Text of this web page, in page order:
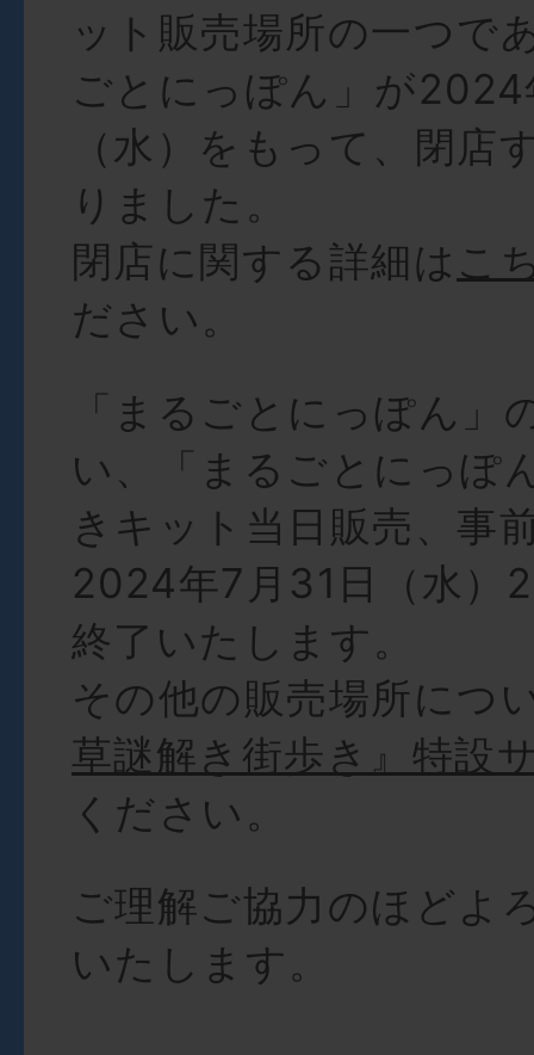
ット販売場所の一つで
ごとにっぽん」が
（水）をもって、閉店
りました。
閉店に関する詳細は こ
ださい。
「まるごとにっぽん」
い、「まるごとにっぽ
きキット当日販売、事
2024年7月31日（水）
終了いたします。
その他の販売場所につ
草謎解き街歩き』特設
ください。
ご理解ご協力のほどよ
いたします。